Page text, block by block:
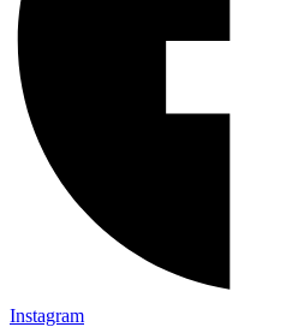
Instagram